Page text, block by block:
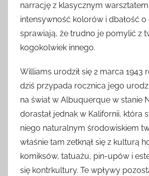
narrację z klasycznym
intensywność kolorów i dbałość o
sprawiają, że trudno je pomylić z
kogokolwiek innego.
Williams urodził się 2 marca 1943
dziś przypada rocznica jego
na świat w Albuquerque w stanie
dorastał jednak w Kalifornii, która
niego naturalnym środowiskiem
właśnie tam zetknął się z kulturą
komiksów, tatuażu, pin-upów i
się kontrkultury. Te wpływy